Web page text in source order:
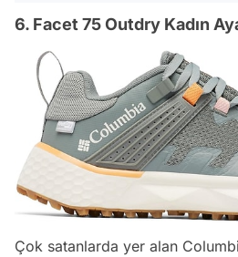
6. Facet 75 Outdry Kadın
Çok satanlarda yer alan